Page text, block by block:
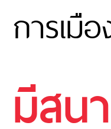
การเมื
มีสน